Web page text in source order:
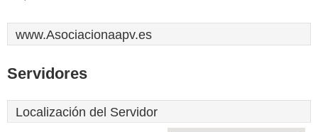
www.Asociacionaapv.es
Servidores
Localización del Servidor